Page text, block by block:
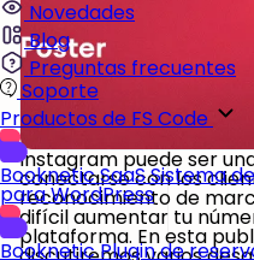
Novedades
Blog
Preguntas frecuentes
Soporte
Productos de FS Code
Booknetic SaaSSistema
para WordPress
BookneticPlugin de
Instagram puede ser
conectarse con los
reconocimiento de
difícil aumentar tu
plataforma. En esta